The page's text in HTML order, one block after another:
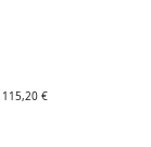
115,20 €